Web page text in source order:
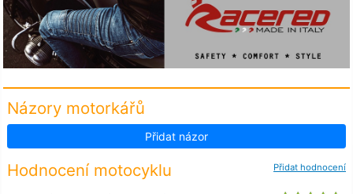
Názory motorkářů
Přidat názor
Přidat hodnocení
Hodnocení motocyklu